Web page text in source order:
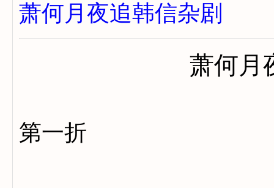
萧何月夜追韩信杂剧
萧何月
第一折